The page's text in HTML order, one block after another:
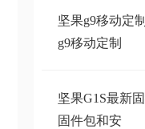
坚果g9移动定
g9移动定制
坚果G1S最新
固件包和安